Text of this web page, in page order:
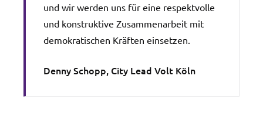
und wir werden uns für eine respektvolle
und konstruktive Zusammenarbeit mit
demokratischen Kräften einsetzen.
Denny Schopp, City Lead Volt Köln